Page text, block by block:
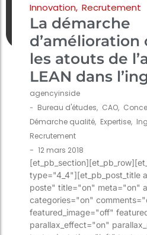
Innovation, Recrutement
La démarche
d’amélioration
les atouts de
LEAN dans
agencyinside
- Bureau d'études, CAO,
Démarche qualité, Expertise,
Recrutement
- 12 mars 2018
type="4_4"][et_pb_post_title
poste" title="on" meta="on"
categories="on"
featured_image="off"
parallax_effect="on"